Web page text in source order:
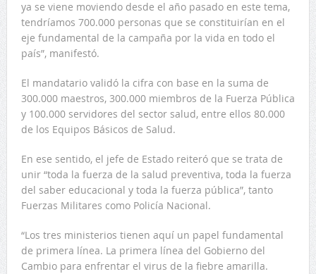
ya se viene moviendo desde el año pasado en este tema,
tendríamos 700.000 personas que se constituirían en el
eje fundamental de la campaña por la vida en todo el
país”, manifestó.
El mandatario validó la cifra con base en la suma de
300.000 maestros, 300.000 miembros de la Fuerza Pública
y 100.000 servidores del sector salud, entre ellos 80.000
de los Equipos Básicos de Salud.
En ese sentido, el jefe de Estado reiteró que se trata de
unir “toda la fuerza de la salud preventiva, toda la fuerza
del saber educacional y toda la fuerza pública”, tanto
Fuerzas Militares como Policía Nacional.
“Los tres ministerios tienen aquí un papel fundamental
de primera línea. La primera línea del Gobierno del
Cambio para enfrentar el virus de la fiebre amarilla.